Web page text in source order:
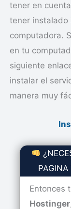
tener en
tener instalado
computadora.
en tu
siguiente
instalar el
manera muy
Entonces
Hostinger